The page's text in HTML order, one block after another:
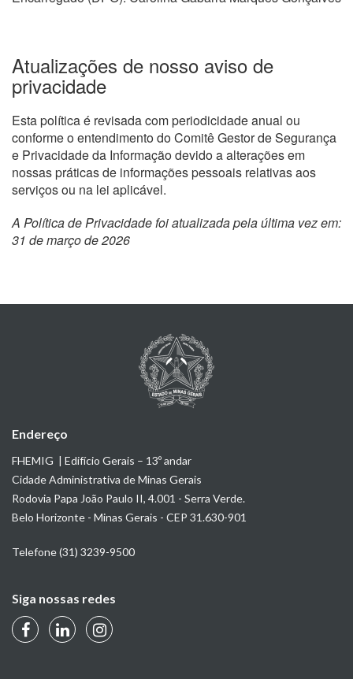
Atualizações de nosso aviso de
privacidade
Esta política é revisada com periodicidade anual ou
conforme o entendimento do Comitê Gestor de Segurança
e Privacidade da Informação devido a alterações em
nossas práticas de informações pessoais relativas aos
serviços ou na lei aplicável.
A Política de Privacidade foi atualizada pela última vez em:
31 de março de 2026
Endereço
FHEMIG | Edifício Gerais – 13º andar
Cidade Administrativa de Minas Gerais
Rodovia Papa João Paulo II, 4.001 - Serra Verde.
Belo Horizonte - Minas Gerais - CEP 31.630-901
Telefone (31) 3239-9500
Siga nossas redes